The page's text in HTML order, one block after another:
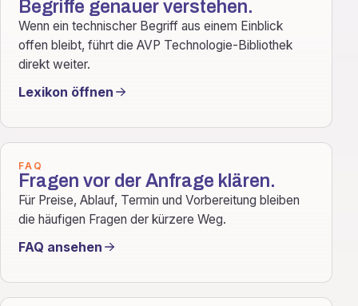
Begriffe genauer verstehen.
Wenn ein technischer Begriff aus einem Einblick
offen bleibt, führt die AVP Technologie-Bibliothek
direkt weiter.
Lexikon öffnen
FAQ
Fragen vor der Anfrage klären.
Für Preise, Ablauf, Termin und Vorbereitung bleiben
die häufigen Fragen der kürzere Weg.
FAQ ansehen